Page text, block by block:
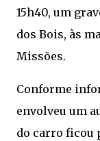
15h40, um
dos Bois, às
Missões.
Conforme
envolveu um
do carro ficou